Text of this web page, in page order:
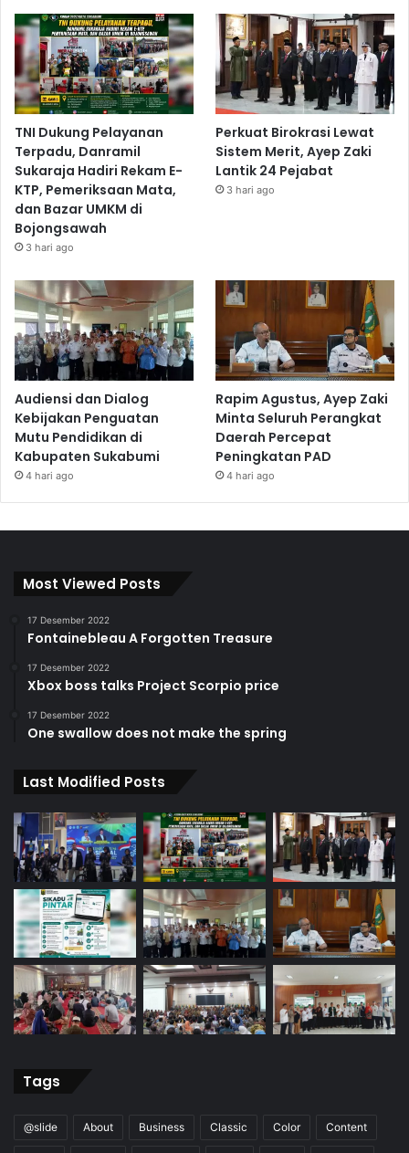
TNI Dukung Pelayanan
Terpadu, Danramil
Sukaraja Hadiri Rekam E-
KTP, Pemeriksaan Mata,
dan Bazar UMKM di
Bojongsawah
3 hari ago
Perkuat Birokrasi Lewat
Sistem Merit, Ayep Zaki
Lantik 24 Pejabat
3 hari ago
Audiensi dan Dialog
Kebijakan Penguatan
Mutu Pendidikan di
Kabupaten Sukabumi
4 hari ago
Rapim Agustus, Ayep Zaki
Minta Seluruh Perangkat
Daerah Percepat
Peningkatan PAD
4 hari ago
Most Viewed Posts
17 Desember 2022
Fontainebleau A Forgotten Treasure
17 Desember 2022
Xbox boss talks Project Scorpio price
17 Desember 2022
One swallow does not make the spring
Last Modified Posts
Tags
@slide About Business Classic Color Content